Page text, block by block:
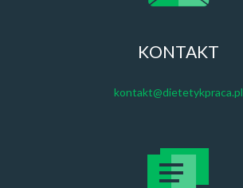
KONTAKT
kontakt@dietetykpraca.pl